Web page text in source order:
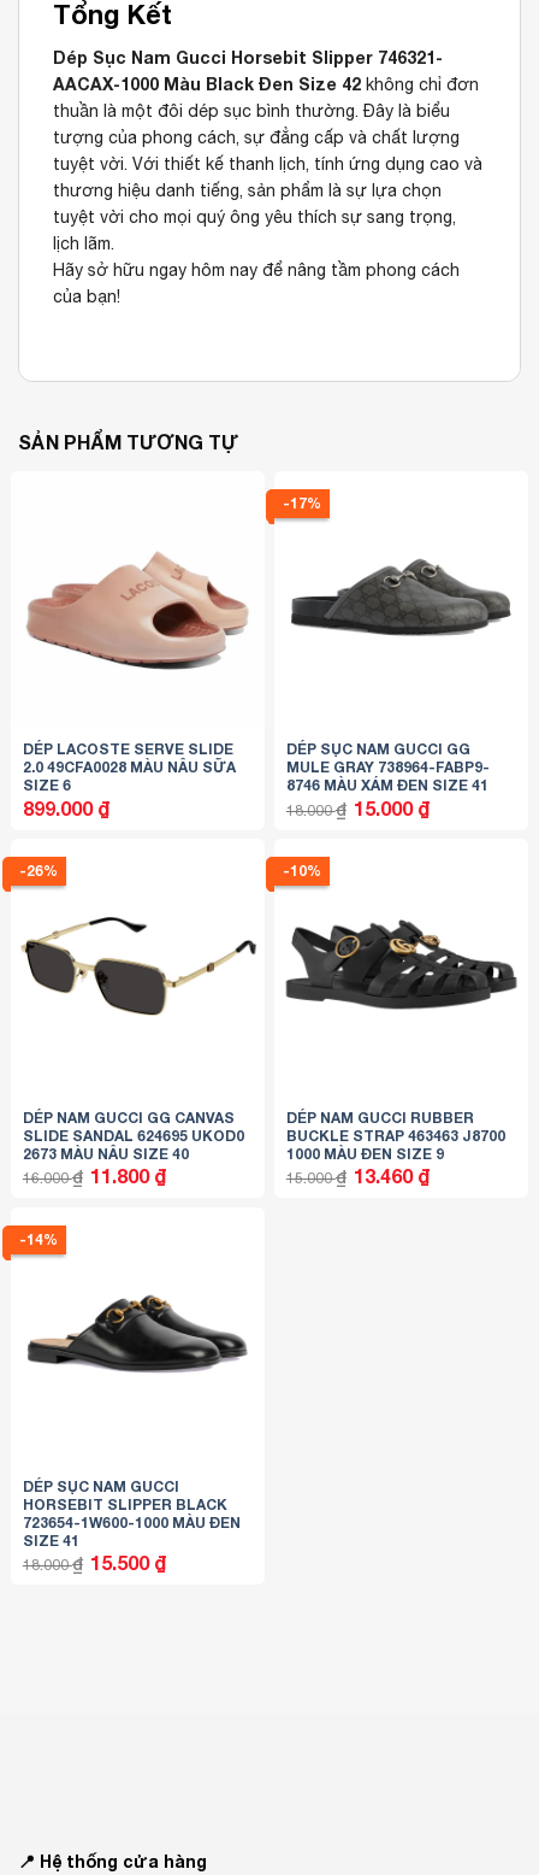
Tổng Kết
Dép Sục Nam Gucci Horsebit Slipper 746321-
AACAX-1000 Màu Black Đen Size 42 không chỉ đơn
thuần là một đôi dép sục bình thường. Đây là biểu
tượng của phong cách, sự đẳng cấp và chất lượng
tuyệt vời. Với thiết kế thanh lịch, tính ứng dụng cao và
thương hiệu danh tiếng, sản phẩm là sự lựa chọn
tuyệt vời cho mọi quý ông yêu thích sự sang trọng,
lịch lãm.
Hãy sở hữu ngay hôm nay để nâng tầm phong cách
của bạn!
SẢN PHẨM TƯƠNG TỰ
DÉP LACOSTE SERVE SLIDE
2.0 49CFA0028 MÀU NÂU SỮA
SIZE 6
899.000 ₫
-17%
DÉP SỤC NAM GUCCI GG
MULE GRAY ‎‎738964-FABP9-
8746 MÀU XÁM ĐEN SIZE 41
18.000₫ Giá
gốc
15.000 ₫Giá
hiện
-26%
DÉP NAM GUCCI GG CANVAS
SLIDE SANDAL 624695 UKOD0
2673 MÀU NÂU SIZE 40
16.000₫ Giá
gốc
11.800 ₫Giá
hiện
-10%
DÉP NAM GUCCI RUBBER
BUCKLE STRAP 463463 J8700
1000 MÀU ĐEN SIZE 9
15.000₫ Giá
gốc
13.460 ₫Giá
hiện
-14%
DÉP SỤC NAM GUCCI
HORSEBIT SLIPPER BLACK
723654-1W600-1000 MÀU ĐEN
SIZE 41
18.000₫ Giá
gốc
15.500 ₫Giá
hiện
📍 Hệ thống cửa hàng